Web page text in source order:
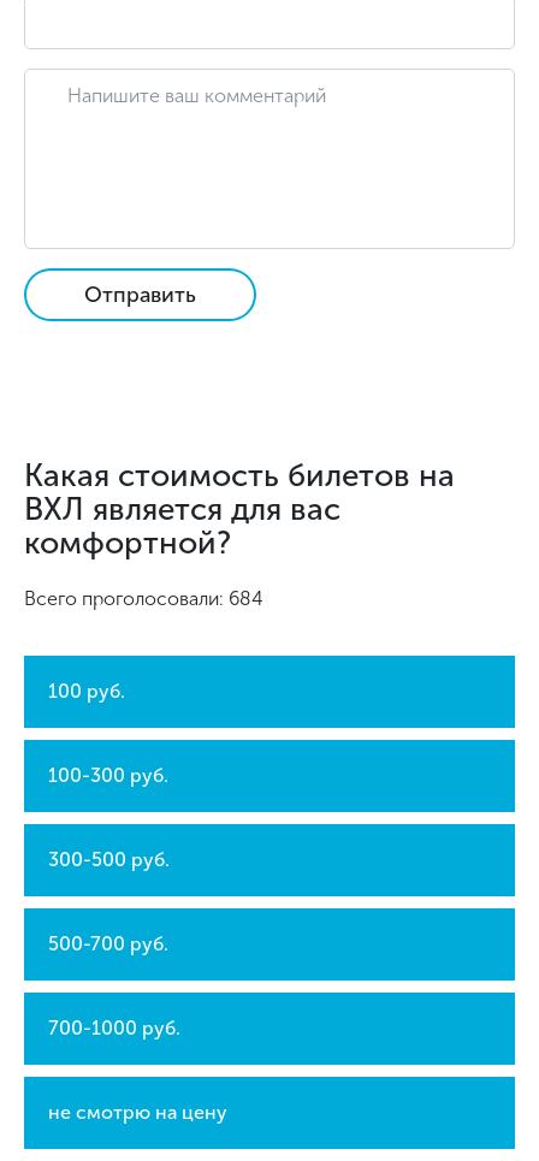
Отправить
Какая стоимость билетов на
ВХЛ является для вас
комфортной?
Всего проголосовали: 684
100 руб.
100-300 руб.
300-500 руб.
500-700 руб.
700-1000 руб.
не смотрю на цену